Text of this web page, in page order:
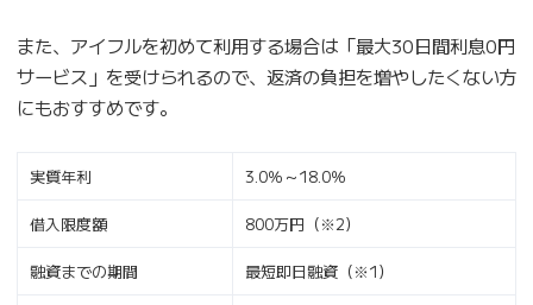
また、アイフルを初めて利用する場合は「最大30日間利息0円
サービス」を受けられるので、返済の負担を増やしたくない方
にもおすすめです。
実質年利 3.0％～18.0％
借入限度額 800万円（※2）
融資までの期間 最短即日融資（※1）